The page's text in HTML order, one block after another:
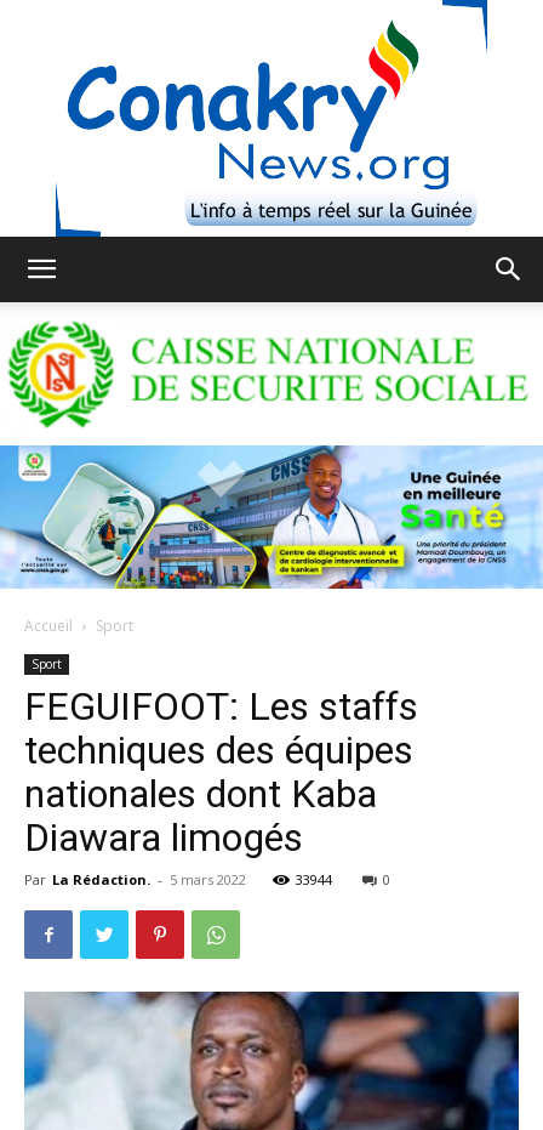
Accueil Sport
Sport
FEGUIFOOT: Les staffs
techniques des équipes
nationales dont Kaba
Diawara limogés
Par La Rédaction. - 5 mars 2022 33944 0